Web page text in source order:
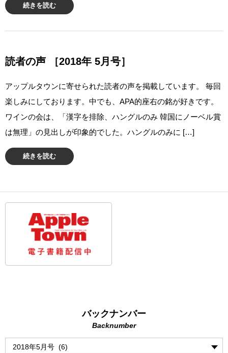
続きを読む
読者の声 ［2018年 5月号］
アップルタウンに寄せられた読者の声を掲載しています。 毎回
楽しみにしております。中でも、APA的座右の銘が好きです。
ワインの会は、「漢字を排除、ハングルのみ 韓国にノーベル賞
は無理」の見出しが印象的でした。ハングルのみに […]
続きを読む
バックナンバー
Backnumber